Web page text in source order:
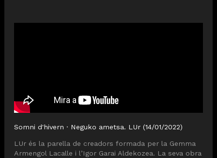
Somni d'hivern · Neguko ametsa. LUr (14/01/2022)
LUr és la parella de creadors formada per la Gemma
Armengol Lacalle i l’Igor Garai Aldekozea. La seva obra